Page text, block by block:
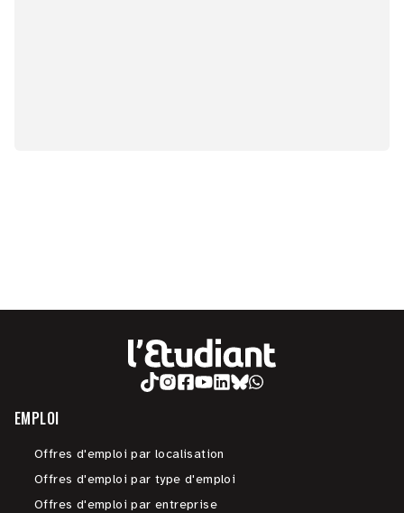
EMPLOI
Offres d'emploi par localisation
Offres d'emploi par type d'emploi
Offres d'emploi par entreprise